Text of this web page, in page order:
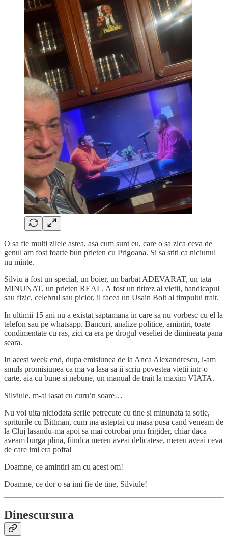
O sa fie multi zilele astea, asa cum sunt eu, care o sa zica ceva de
genul am fost foarte bun prieten cu Prigoana. Si sa stiti ca niciunul
nu minte.
Silviu a fost un special, un boier, un barbat ADEVARAT, un tata
MINUNAT, un prieten REAL. A fost un titirez al vietii, handicapul
sau fizic, celebrul sau picior, il facea un Usain Bolt al timpului trait.
In ultimii 15 ani nu a existat saptamana in care sa nu vorbesc cu el la
telefon sau pe whatsapp. Bancuri, analize politice, amintiri, toate
condimentate cu ras, zici ca era pe drogul veseliei de dimineata pana
seara.
In acest week end, dupa emisiunea de la Anca Alexandrescu, i-am
smuls promisiunea ca ma va lasa sa ii scriu povestea vietii intr-o
carte, aia cu bune si nebune, un manual de trait la maxim VIATA.
Silviule, m-ai lasat cu curu’n soare…
Nu voi uita niciodata serile petrecute cu tine si minunata ta sotie,
spriturile cu Bittman, cum ma asteptai cu masa pusa cand veneam de
la Cluj lasandu-ma apoi sa mai cotrobai prin frigider, chiar daca
aveam burga plina, fiindca mereu aveai delicatese, mereu aveai ceva
de care imi era pofta!
Doamne, ce amintiri am cu acest om!
Doamne, ce dor o sa imi fie de tine, Silviule!
Dinescursura